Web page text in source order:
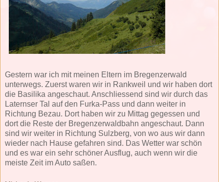
Gestern war ich mit meinen Eltern im Bregenzerwald
unterwegs. Zuerst waren wir in Rankweil und wir haben dort
die Basilika angeschaut. Anschliessend sind wir durch das
Laternser Tal auf den Furka-Pass und dann weiter in
Richtung Bezau. Dort haben wir zu Mittag gegessen und
dort die Reste der Bregenzerwaldbahn angeschaut. Dann
sind wir weiter in Richtung Sulzberg, von wo aus wir dann
wieder nach Hause gefahren sind. Das Wetter war schön
und es war ein sehr schöner Ausflug, auch wenn wir die
meiste Zeit im Auto saßen.